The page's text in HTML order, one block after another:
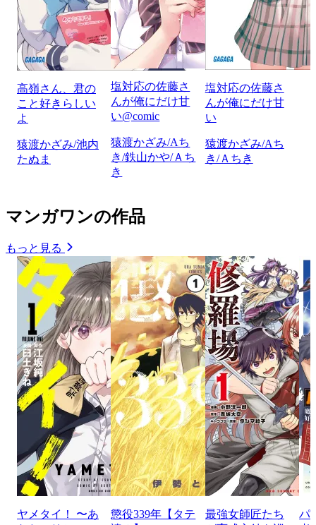
高嶺さん、君の
こと好きらしい
よ
猿渡かざみ/池内
たぬま
塩対応の佐藤さ
んが俺にだけ甘
い@comic
猿渡かざみ/Aち
き/鉄山かや/Ａち
き
塩対応の佐藤さ
んが俺にだけ甘
い
猿渡かざみ/Aち
き/Ａちき
マンガワンの作品
もっと見る
ヤメタイ！ 〜あ
懲役339年【タテ
最強女師匠たち
パ